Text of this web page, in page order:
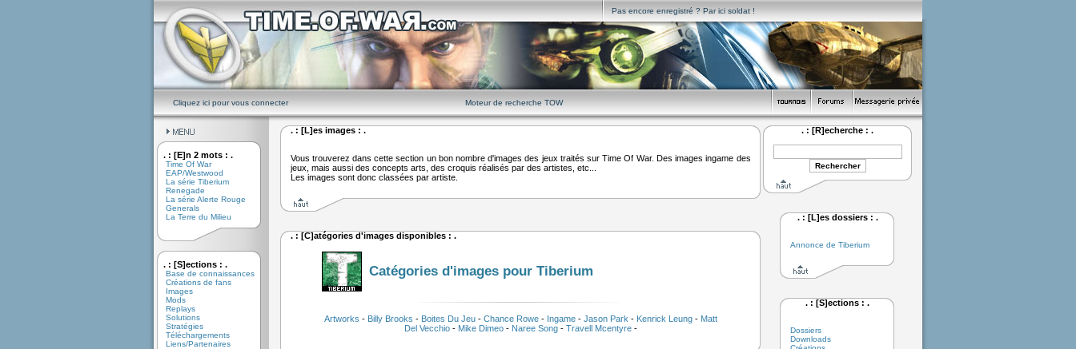
Pas encore enregistré ? Par ici soldat !
Cliquez ici pour vous connecter Moteur de recherche TOW
. : [E]n 2 mots : .
Time Of War
EAP/Westwood
La série Tiberium
Renegade
La série Alerte Rouge
Generals
La Terre du Milieu
. : [S]ections : .
Base de connaissances
Créations de fans
Images
Mods
Replays
Solutions
Stratégies
Téléchargements
Liens/Partenaires
. : [L]es images : .
Vous trouverez dans cette section un bon nombre d'images des jeux traités sur Time Of War. Des images ingame des
jeux, mais aussi des concepts arts, des croquis réalisés par des artistes, etc...
Les images sont donc classées par artiste.
. : [C]atégories d'images disponibles : .
Catégories d'images pour Tiberium
Artworks - Billy Brooks - Boites Du Jeu- Chance Rowe- Ingame- Jason Park - Kenrick Leung- Matt
Del Vecchio- Mike Dimeo- Naree Song- Travell Mcentyre-
. : [R]echerche : .
. : [L]es dossiers : .
Annonce de Tiberium
. : [S]ections : .
Dossiers
Downloads